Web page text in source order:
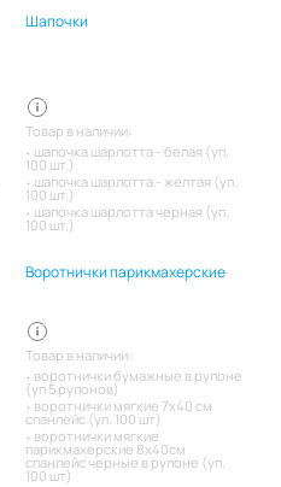
Шапочки
Товар в наличии:
шапочка шарлотта - белая (уп.
100 шт.)
шапочка шарлотта - желтая (уп.
100 шт.)
шапочка шарлотта черная (уп.
100 шт.)
Воротнички парикмахерские
Товар в наличии:
воротнички бумажные в рулоне
(уп 5 рулонов)
воротнички мягкие 7х40 см
спанлейс (уп. 100 шт)
воротнички мягкие
парикмахерские 8х40см
спанлейс черные в рулоне (уп.
100 шт)